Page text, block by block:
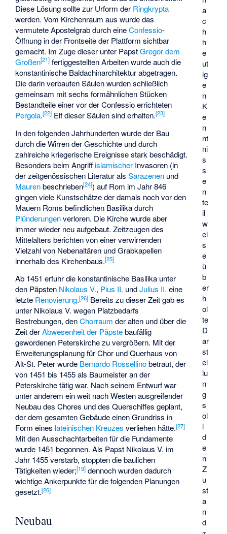
a
c
h
h
e
ut
ig
e
n
K
e
n
nt
ni
s
s
e
n
te
il
w
ei
s
e
ü
b
er
h
ol
te
D
ar
st
el
lu
n
g
s
ol
l
d
e
n
Z
u
st
a
n
d
Diese Lösung sollte zur Urform der Ringkrypta
werden. Vom Kirchenraum aus wurde das
vermutete Apostelgrab durch eineConfessio-
Öffnung in der Frontseite der Plattform sichtbar
gemacht. Im Zuge dieser unter PapstGregor dem
Großen[21] fertiggestellten Arbeiten wurde auch die
konstantinische Baldachinarchitektur abgetragen.
Die darin verbauten Säulen wurden schließlich
gemeinsam mit sechs formähnlichen Stücken
Bestandteile einer vor der Confessio errichteten
Pergola.[22] Elf dieser Säulen sind erhalten.[23]
In den folgenden Jahrhunderten wurde der Bau
durch die Wirren der Geschichte und durch
zahlreiche kriegerische Ereignisse stark beschädigt.
Besonders beim Angriff islamischer Invasoren (in
der zeitgenössischen Literatur alsSarazenen und
Maurenbeschrieben[24]) auf Rom im Jahr 846
gingen viele Kunstschätze der damals noch vor den
Mauern Roms befindlichen Basilika durch
Plünderungenverloren. Die Kirche wurde aber
immer wieder neu aufgebaut. Zeitzeugen des
Mittelalters berichten von einer verwirrenden
Vielzahl von Nebenaltären und Grabkapellen
innerhalb des Kirchenbaus.[25]
Ab 1451 erfuhr die konstantinische Basilika unter
den Päpsten Nikolaus V., Pius II. undJulius II. eine
letzte Renovierung.[26] Bereits zu dieser Zeit gab es
unter Nikolaus V. wegen Platzbedarfs
Bestrebungen, denChorraum der alten und über die
Zeit derAbwesenheit der Päpstebaufällig
gewordenen Peterskirche zu vergrößern. Mit der
Erweiterungsplanung für Chor und Querhaus von
Alt-St. Peter wurde Bernardo Rossellinobetraut, der
von 1451 bis 1455 als Baumeister an der
Peterskirche tätig war. Nach seinem Entwurf war
unter anderem ein weit nach Westen ausgreifender
Neubau des Chores und des Querschiffes geplant,
der dem gesamten Gebäude einen Grundriss in
Form eines lateinischen Kreuzes verliehen hätte.[27]
Mit den Ausschachtarbeiten für die Fundamente
wurde 1451 begonnen. Als Papst Nikolaus V. im
Jahr 1455 verstarb, stoppten die baulichen
Tätigkeiten wieder;[19] dennoch wurden dadurch
wichtige Ankerpunkte für die folgenden Planungen
gesetzt.[26]
Neubau